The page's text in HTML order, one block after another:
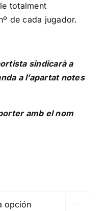
totalment
de cada jugador.
sindicarà a
a l’apartat notes
amb el nom